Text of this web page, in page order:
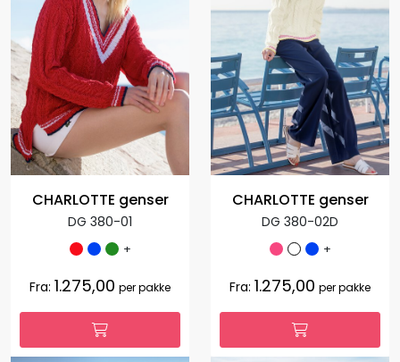
CHARLOTTE genser
DG 380-01
+
Fra: 1.275,00 per pakke
CHARLOTTE genser
DG 380-02D
+
Fra: 1.275,00 per pakke